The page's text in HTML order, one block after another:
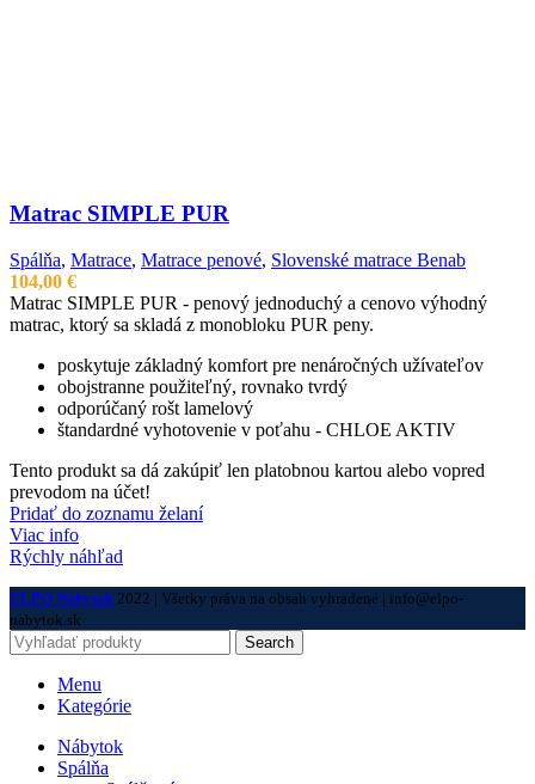
Matrac SIMPLE PUR
Spálňa, Matrace, Matrace penové, Slovenské matrace Benab
104,00 €
Matrac SIMPLE PUR - penový jednoduchý a cenovo výhodný
matrac, ktorý sa skladá z monobloku PUR peny.
poskytuje základný komfort pre nenáročných užívateľov
obojstranne použiteľný, rovnako tvrdý
odporúčaný rošt lamelový
štandardné vyhotovenie v poťahu - CHLOE AKTIV
Tento produkt sa dá zakúpiť len platobnou kartou alebo vopred
prevodom na účet!
Pridať do zoznamu želaní
Viac info
Rýchly náhľad
ELPO Nábytok 2022 | Všetky práva na obsah vyhradené | info@elpo-
nabytok.sk
Search
Menu
Kategórie
Nábytok
Spálňa